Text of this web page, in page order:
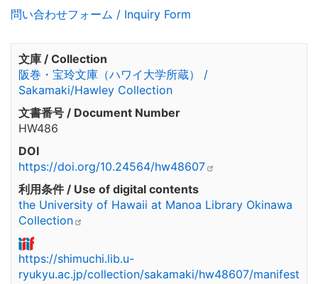
問い合わせフォーム / Inquiry Form
文庫 / Collection
阪巻・宝玲文庫（ハワイ大学所蔵） /
Sakamaki/Hawley Collection
文書番号 / Document Number
HW486
DOI
https://doi.org/10.24564/hw48607
利用条件 / Use of digital contents
the University of Hawaii at Manoa Library Okinawa
Collection
https://shimuchi.lib.u-
ryukyu.ac.jp/collection/sakamaki/hw48607/manifest